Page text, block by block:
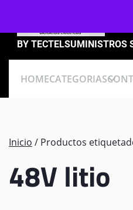
content
BY TECTELSUMINISTROS
HOMECATEGORIAS
Inicio / Productos
48V litio